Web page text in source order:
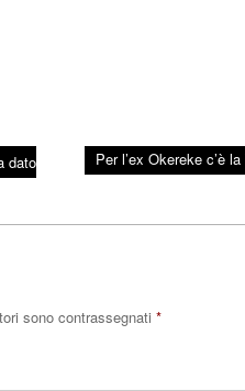
dato
Per l’ex Okereke c’è
sono contrassegnati *